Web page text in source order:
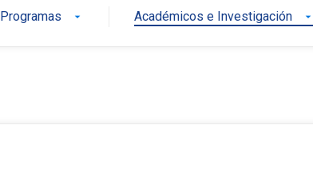
Programas arrow_drop_down Académicos e Investigación arrow_drop_down